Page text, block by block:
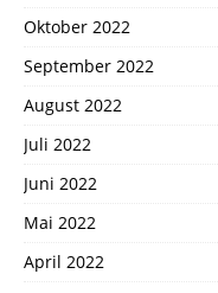
Oktober 2022
September 2022
August 2022
Juli 2022
Juni 2022
Mai 2022
April 2022